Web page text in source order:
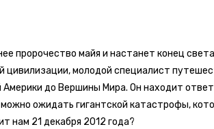
пророчество майя и настанет конец
цивилизации, молодой специалист
до Вершины Мира. Он находит
ожидать гигантской катастрофы,
нам 21 декабря 2012 года?